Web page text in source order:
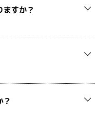
すか？
？